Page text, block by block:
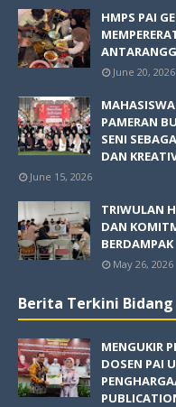
HMPS PAI
June 20, 2026
PAMERAN
SENI
DAN
June 15, 2026
TRIWULAN
DAN
BERDAMPAK
May 26, 2026
Berita Terkini
MENGUKIR
DOSEN PAI